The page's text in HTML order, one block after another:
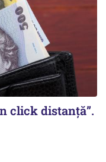
click distanță”.